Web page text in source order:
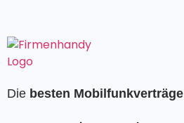
Die besten Mobilfunkverträge